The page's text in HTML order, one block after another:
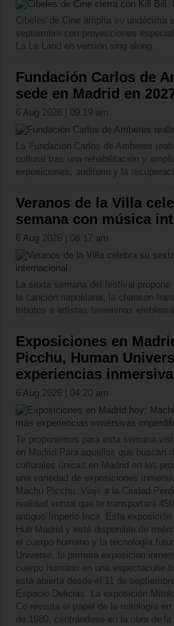
Cibeles de Cine amplía su undécima
septiembre con proyecciones
La La Land en versión sing along.
Fundación Carlos de
sede en Madrid en
6 Aug 2026 | 09:19 am
La Fundación Carlos de Amberes
cultural tras una rehabilitación y
exposiciones, auditorio y la
Veranos de la Villa
semana con música
6 Aug 2026 | 08:17 am
La sexta semana del festival
la canción napolitana, la chanson
tributos a artistas femeninas
Exposiciones en
Picchu, Human
experiencias
6 Aug 2026 | 04:20 am
Te proponemos para esta semana
en Madrid.Para aquellos que buscan
culturales únicas en Madrid en los
una variedad de exposiciones
Machu Picchu: Viaje a la Ciudad
realidad virtual que te transportará
antiguo Imperio Inca. Esta
Hub Madrid y está disponible de
el cuerpo humano y la tecnología
Universe, la primera exposición
cuerpo humano en una espectacular
está abierta desde el 11 de
Espacio Delicias. La exposición
Co revisita el papel de la mitología
de 1980, centrándose en la obra de